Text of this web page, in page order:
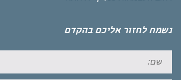
נשמח לחזור אליכם בהקדם